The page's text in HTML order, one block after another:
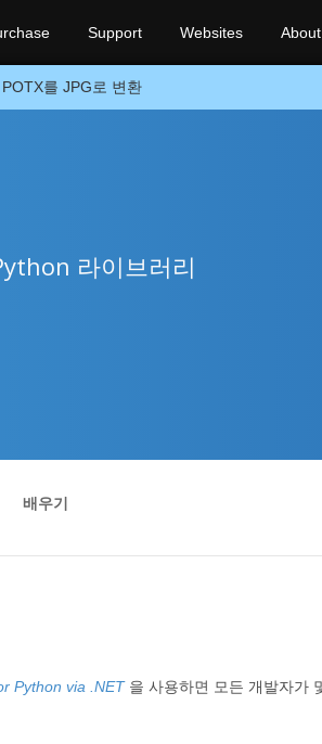
Support Websites About
를 JPG로 변환
라이브러리
배우기
Python via .NET을 사용하면 모든 개발자가